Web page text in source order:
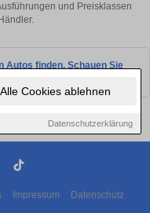
Alle Cookies ablehnen
Datenschutzerklärung
und Preisklassen
Autos finden. Schauen Sie
Impressum Datenschutz